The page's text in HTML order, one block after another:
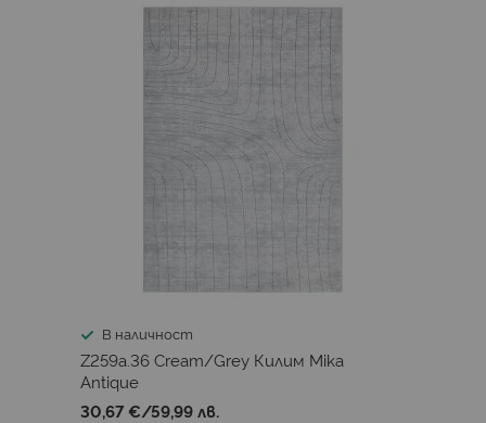
В наличност
Z259a.36 Cream/Grey Килим Mika
Antique
30,67 €/59,99 лв.